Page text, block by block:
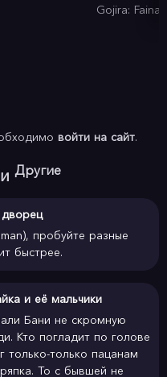
Gojira:
войти на сайт.
Другие
пробуйте разные
быстрее.
и её мальчики
Бани не скромную
Кто погладит по голове
только-только пацанам
То с бывшей не